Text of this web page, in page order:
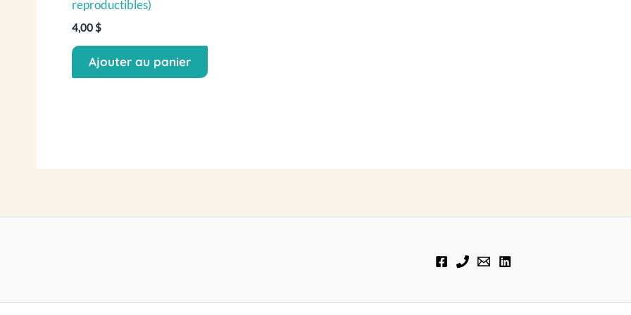
reproductibles)
4,00 $
Ajouter au panier